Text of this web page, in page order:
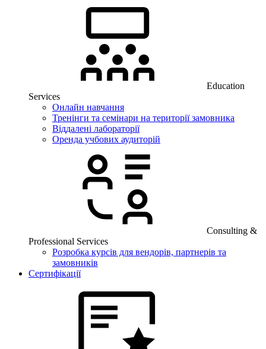
Education
Services
Онлайн навчання
Тренінги та семінари на території замовника
Віддалені лабораторії
Оренда учбових аудиторій
Consulting &
Professional Services
Розробка курсів для вендорів, партнерів та
замовників
Сертифікації